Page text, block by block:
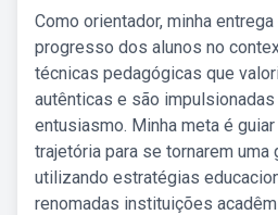
Como orientador, minha
progresso dos alunos no
técnicas pedagógicas que
autênticas e são
entusiasmo. Minha meta é
trajetória para se tornarem uma
utilizando estratégias
renomadas instituições